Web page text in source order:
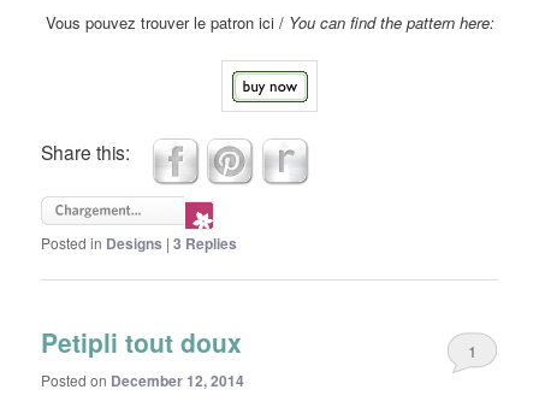
Vous pouvez trouver le patron ici / You can find the pattern here:
Share this:
Posted in Designs |3 Replies
Petipli tout doux
Posted on December 12, 2014
1